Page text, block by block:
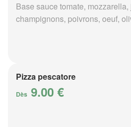
Base sauce tomate, mozzarella,
champignons, poivrons, oeuf,
Pizza pescatore
Dès 9.00 €